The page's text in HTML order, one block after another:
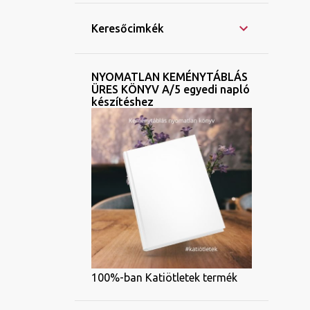
Keresőcimkék
NYOMATLAN KEMÉNYTÁBLÁS
ÜRES KÖNYV A/5 egyedi napló
készítéshez
100%-ban Katiötletek termék